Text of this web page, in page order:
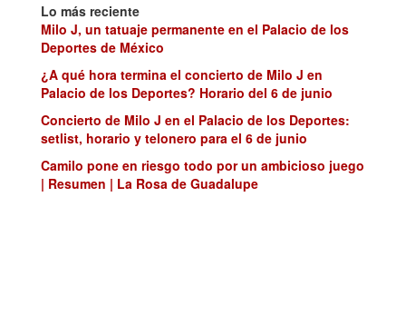
Lo más reciente
Milo J, un tatuaje permanente en el Palacio de los
Deportes de México
¿A qué hora termina el concierto de Milo J en
Palacio de los Deportes? Horario del 6 de junio
Concierto de Milo J en el Palacio de los Deportes:
setlist, horario y telonero para el 6 de junio
Camilo pone en riesgo todo por un ambicioso juego
| Resumen | La Rosa de Guadalupe